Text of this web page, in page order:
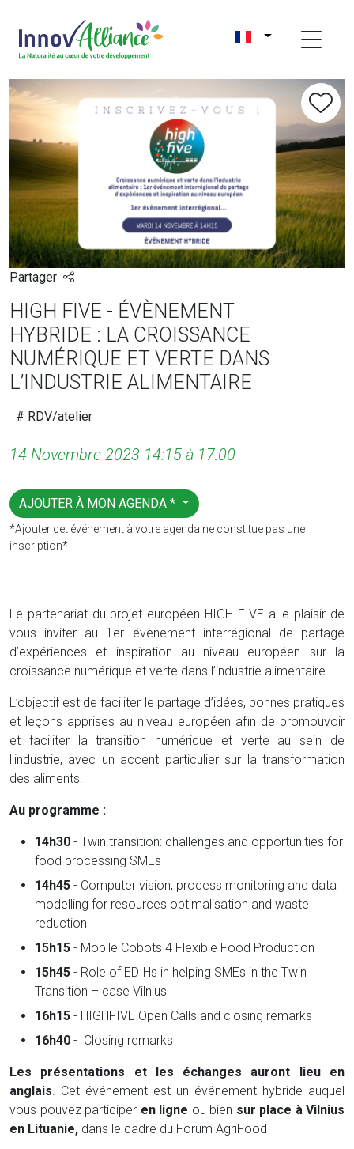
Partager
HIGH FIVE - ÉVÈNEMENT
HYBRIDE : LA CROISSANCE
NUMÉRIQUE ET VERTE DANS
L’INDUSTRIE ALIMENTAIRE
# RDV/atelier
14 Novembre 2023 14:15 à 17:00
AJOUTER À MON AGENDA *
*Ajouter cet événement à votre agenda ne constitue pas une
inscription*
Le partenariat du projet européen HIGH FIVE a le plaisir de
vous inviter au 1er évènement interrégional de partage
d’expériences et inspiration au niveau européen sur la
croissance numérique et verte dans l’industrie alimentaire.
L’objectif est de faciliter le partage d’idées, bonnes pratiques
et leçons apprises au niveau européen afin de promouvoir
et faciliter la transition numérique et verte au sein de
l'industrie, avec un accent particulier sur la transformation
des aliments.
Au programme :
14h30 - Twin transition: challenges and opportunities for
food processing SMEs
14h45 - Computer vision, process monitoring and data
modelling for resources optimalisation and waste
reduction
15h15 - Mobile Cobots 4 Flexible Food Production
15h45 - Role of EDIHs in helping SMEs in the Twin
Transition – case Vilnius
16h15 - HIGHFIVE Open Calls and closing remarks
16h40 - Closing remarks
Les présentations et les échanges auront lieu en
anglais . Cet événement est un événement hybride auquel
vous pouvez participer en ligne ou bien sur place à Vilnius
en Lituanie, dans le cadre du Forum AgriFood